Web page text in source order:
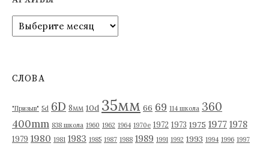
р
в
СЛОВА
"Призыв" 5d 6D 8мм 10d 35мм 66 69 114 школа 360
400mm 838 школа 1960 1962 1964 1970е 1972 1973 1975 1977 1978
1979 1980 1981 1983 1985 1987 1988 1989 1991 1992 1993 1994 1996 1997